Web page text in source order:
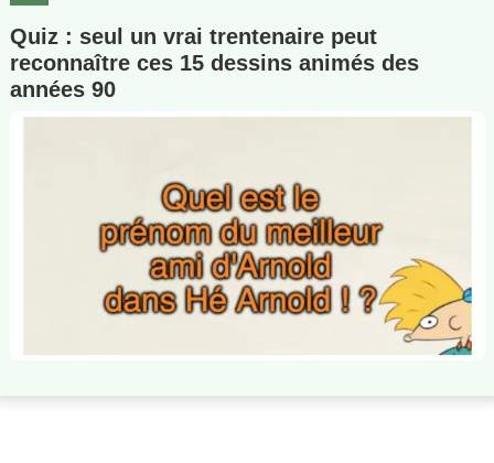
Quiz : seul un vrai trentenaire peut
reconnaître ces 15 dessins animés des
années 90